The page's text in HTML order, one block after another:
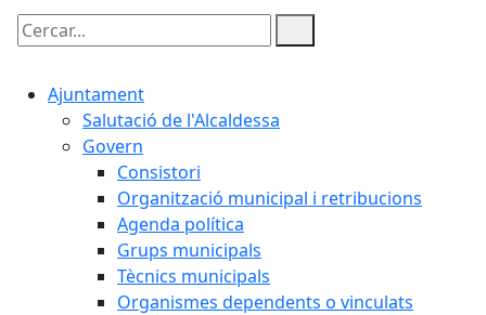
Cercar:
Ajuntament
Salutació de l'Alcaldessa
Govern
Consistori
Organització municipal i retribucions
Agenda política
Grups municipals
Tècnics municipals
Organismes dependents o vinculats